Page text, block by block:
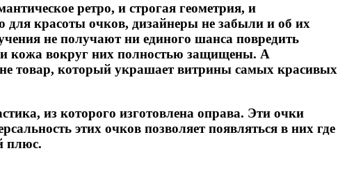
ретро, и строгая геометрия, и
для красоты очков, дизайнеры не забыли и об их
не получают ни единого шанса повредить
и кожа вокруг них полностью защищены. А
товар, который украшает витрины самых красивых
из которого изготовлена оправа. Эти очки
этих очков позволяет появляться в них где
плюс.